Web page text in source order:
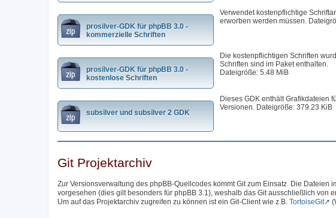
prosilver-GDK für phpBB 3.0 -
kommerzielle Schriften
Verwendet kostenpflichtige
erworben werden müssen.
prosilver-GDK für phpBB 3.0 -
kostenlose Schriften
Die kostenpflichtigen Schriften
Schriften sind im Paket enthalten.
Dateigröße: 5.48 MiB
subsilver und subsilver 2 GDK
Dieses GDK enthält Grafikdateien
Versionen. Dateigröße: 379.23 KiB
Git Projektarchiv
Zur Versionsverwaltung des phpBB-Quellcodes kommt Git zum Einsatz. Die
vorgesehen (dies gilt besonders für phpBB 3.1), weshalb das Git ausschließlich von
Um auf das Projektarchiv zugreifen zu können ist ein Git-Client wie z.B. TortoiseGit